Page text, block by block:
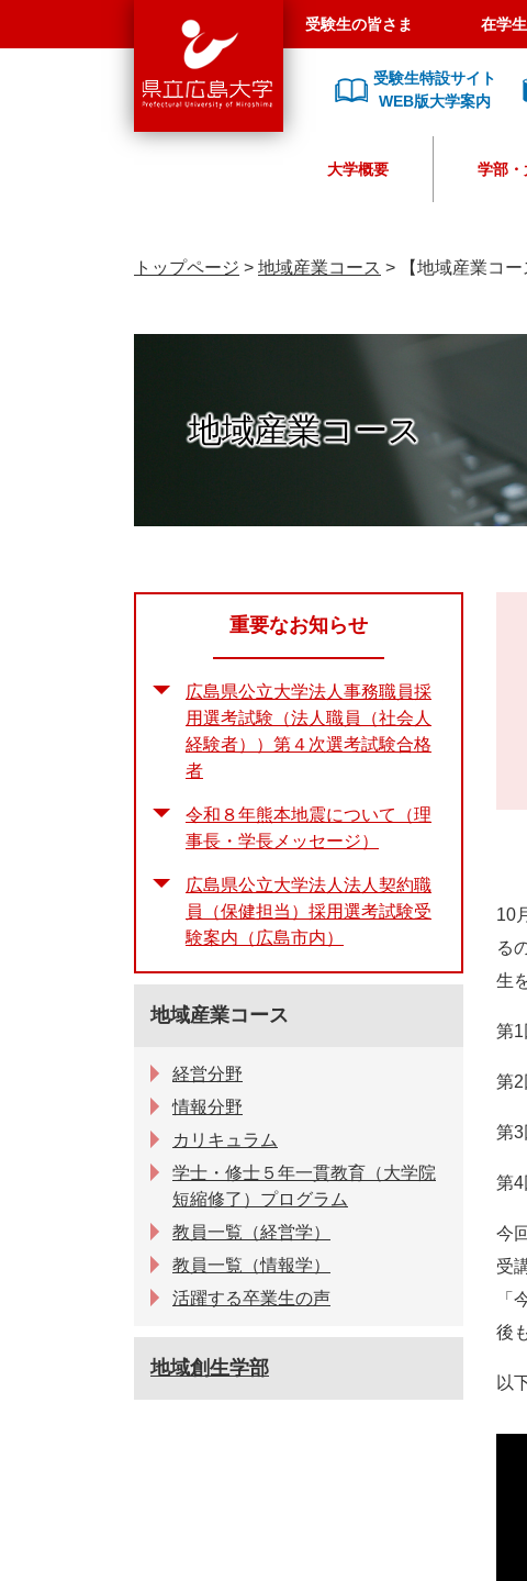
島
大
受験生の皆さま 在学
受験生特設サイト
WEB版大学案内
大学概要 学部
トップページ > 地域産業コース > 【地域産業コ
地域産業コース
10
る
生
第
第
第
第
今
受
「
後
以
重要なお知らせ
広島県公立大学法人事務職員採
用選考試験（法人職員（社会人
経験者））第４次選考試験合格
者
令和８年熊本地震について（理
事長・学長メッセージ）
広島県公立大学法人法人契約職
員（保健担当）採用選考試験受
験案内（広島市内）
地域産業コース
経営分野
情報分野
カリキュラム
学士・修士５年一貫教育（大学院
短縮修了）プログラム
教員一覧（経営学）
教員一覧（情報学）
活躍する卒業生の声
地域創生学部